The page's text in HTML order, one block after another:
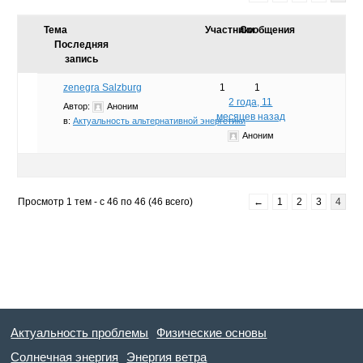
Тема УчастникиСообщения
Последняя
запись
zenegra Salzburg
Автор:
Аноним
в: Актуальность альтернативной энергетики
1
1
2 года, 11
месяцев назад
Аноним
Просмотр 1 тем - с 46 по 46 (46 всего) ← 1 2 3 4
Актуальность проблемы
Физические основы
Солнечная энергия
Энергия ветра